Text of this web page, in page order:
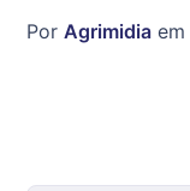
Por Agrimidia em